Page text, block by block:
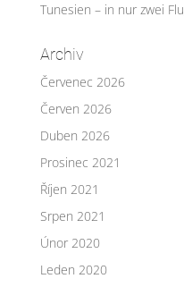
Tunesien – in nur zwei
Archiv
Červenec 2026
Červen 2026
Duben 2026
Prosinec 2021
Říjen 2021
Srpen 2021
Únor 2020
Leden 2020